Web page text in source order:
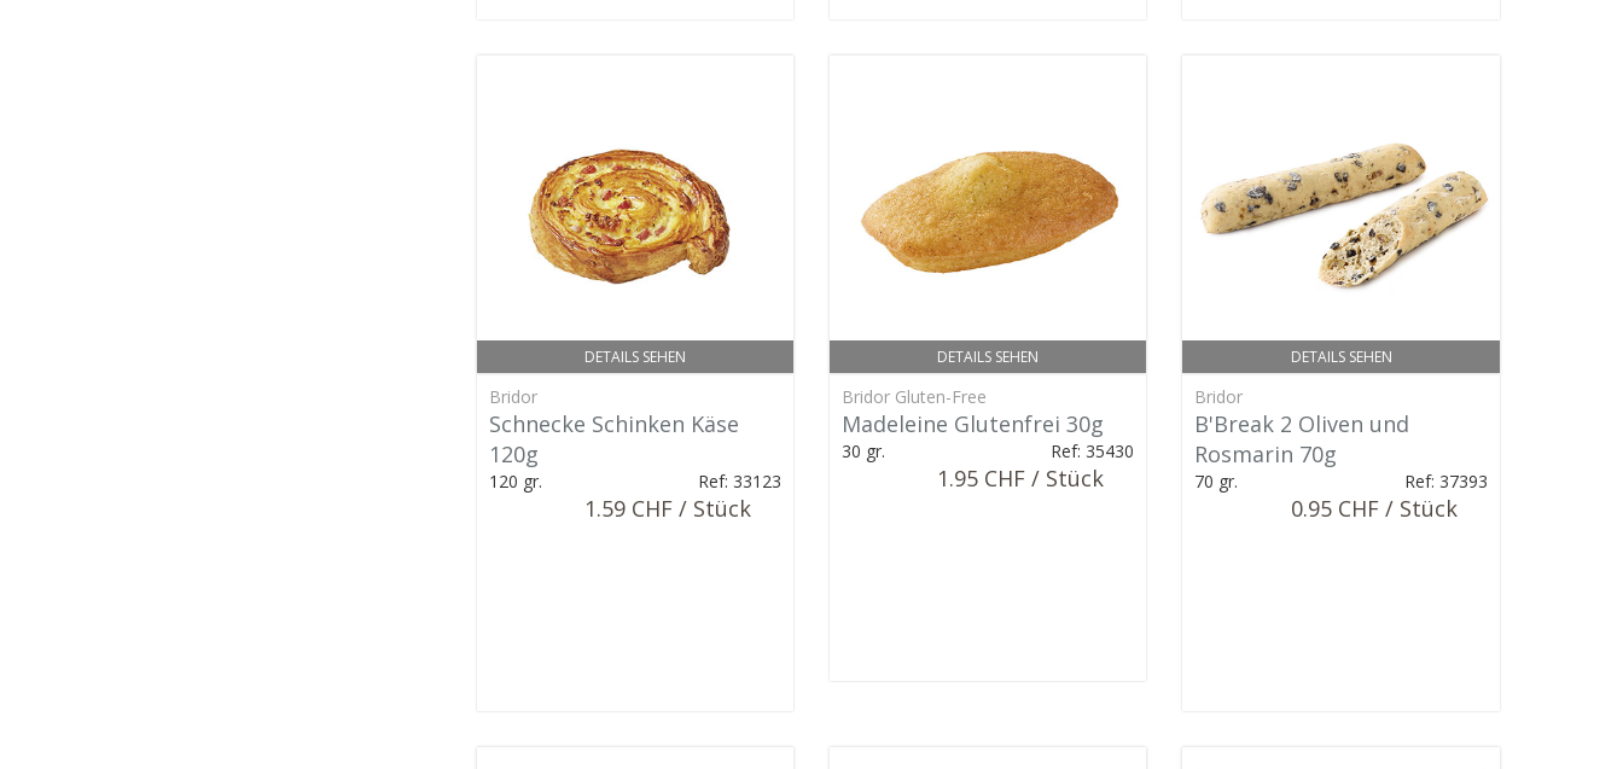
DETAILS SEHEN
Bridor
Schnecke Schinken Käse
120g
120 gr. Ref: 33123
1.59 CHF / Stück
DETAILS SEHEN
Bridor Gluten-Free
Madeleine Glutenfrei 30g
30 gr. Ref: 35430
1.95 CHF / Stück
DETAILS SEHEN
Bridor
B'Break 2 Oliven und
Rosmarin 70g
70 gr. Ref: 37393
0.95 CHF / Stück